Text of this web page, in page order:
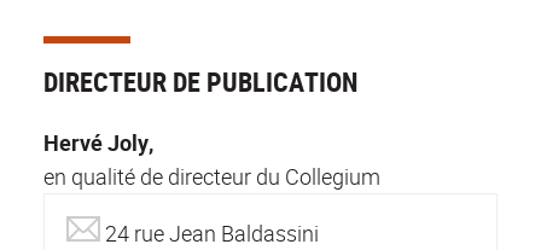
DIRECTEUR DE PUBLICATION
Hervé Joly,
en qualité de directeur du Collegium
24 rue Jean Baldassini